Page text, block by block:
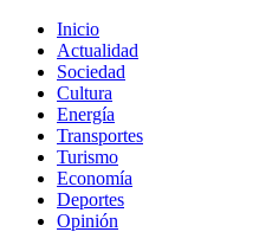
Inicio
Actualidad
Sociedad
Cultura
Energía
Transportes
Turismo
Economía
Deportes
Opinión